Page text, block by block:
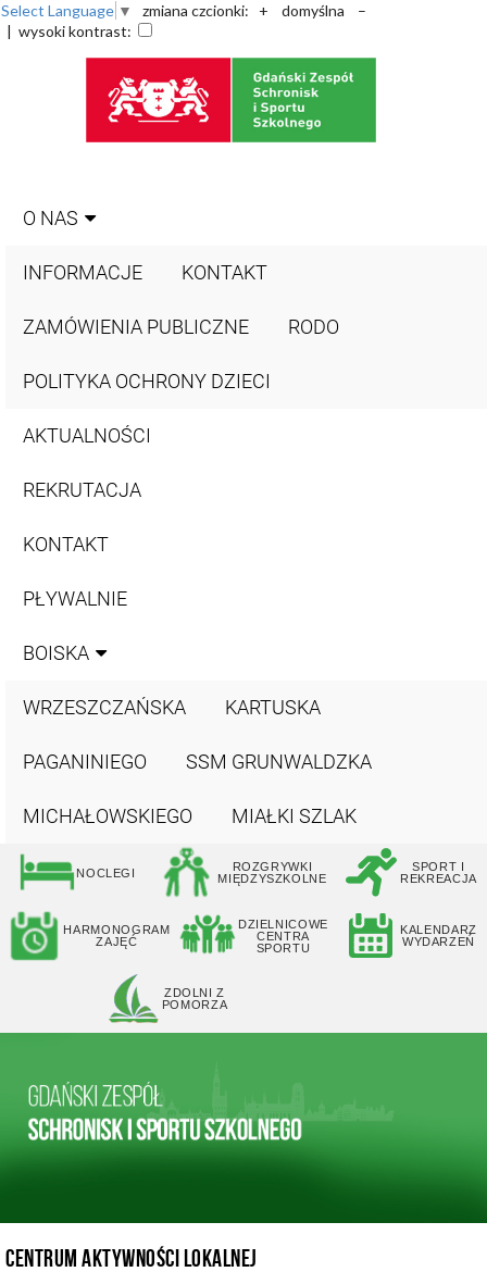
Select Language ▼ zmiana czcionki: + domyślna
–
| wysoki kontrast:
O NAS
INFORMACJE KONTAKT
ZAMÓWIENIA PUBLICZNE RODO
POLITYKA OCHRONY DZIECI
AKTUALNOŚCI
REKRUTACJA
KONTAKT
PŁYWALNIE
BOISKA
WRZESZCZAŃSKA KARTUSKA
PAGANINIEGO SSM GRUNWALDZKA
MICHAŁOWSKIEGO MIAŁKI SZLAK
NOCLEGI
ROZGRYWKI
MIĘDZYSZKOLNE
SPORT I
REKREACJA
HARMONOGRAM
ZAJĘĆ
DZIELNICOWE
CENTRA
SPORTU
KALENDARZ
WYDARZEŃ
ZDOLNI Z
POMORZA
CENTRUM AKTYWNOŚCI LOKALNEJ